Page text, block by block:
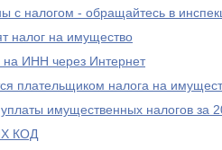
с налогом - обращайтесь в
налог на имущество
ИНН через Интернет
плательщиком налога на
имущественных налогов за
КОД